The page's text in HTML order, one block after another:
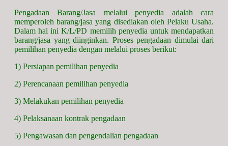
Pengadaan Barang/Jasa melalui penyedia adalah cara
memperoleh barang/jasa yang disediakan oleh Pelaku Usaha.
Dalam hal ini K/L/PD memilih penyedia untuk mendapatkan
barang/jasa yang diinginkan. Proses pengadaan dimulai dari
pemilihan penyedia dengan melalui proses berikut:
1) Persiapan pemilihan penyedia
2) Perencanaan pemilihan penyedia
3) Melakukan pemilihan penyedia
4) Pelaksanaan kontrak pengadaan
5) Pengawasan dan pengendalian pengadaan